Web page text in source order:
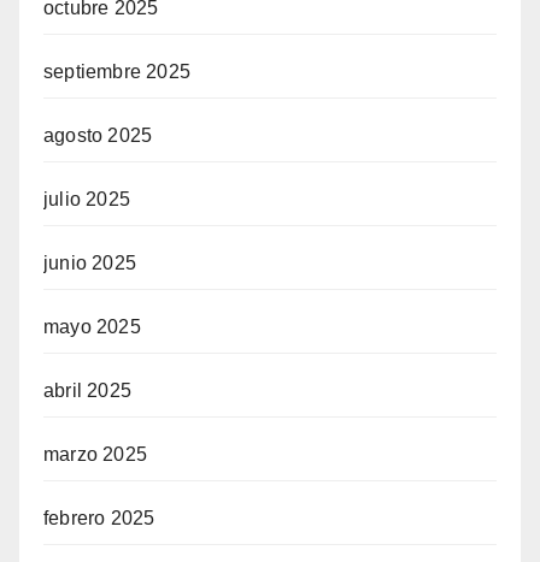
octubre 2025
septiembre 2025
agosto 2025
julio 2025
junio 2025
mayo 2025
abril 2025
marzo 2025
febrero 2025